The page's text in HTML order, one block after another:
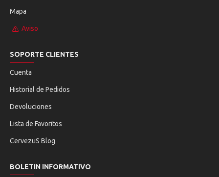
Mapa
Aviso
SOPORTE CLIENTES
Cuenta
Historial de Pedidos
Devoluciones
Lista de Favoritos
CervezuS Blog
BOLETIN INFORMATIVO